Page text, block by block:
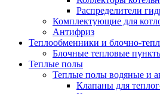
Распределители
Комплектующие для
Антифриз
Теплообменники и блочно-
Блочные тепловые
Теплые полы
Теплые полы водяные и
Клапаны для